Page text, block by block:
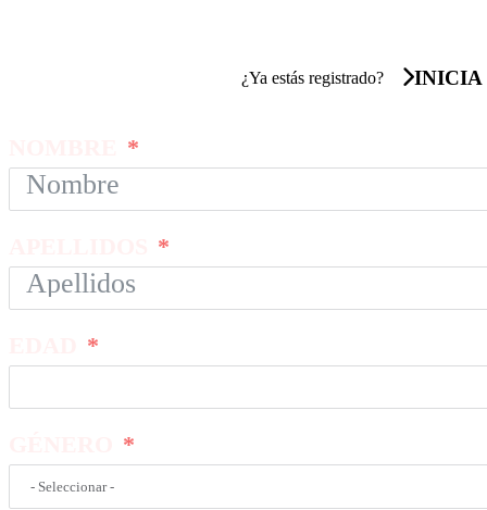
¿Ya estás registrado? INICIA